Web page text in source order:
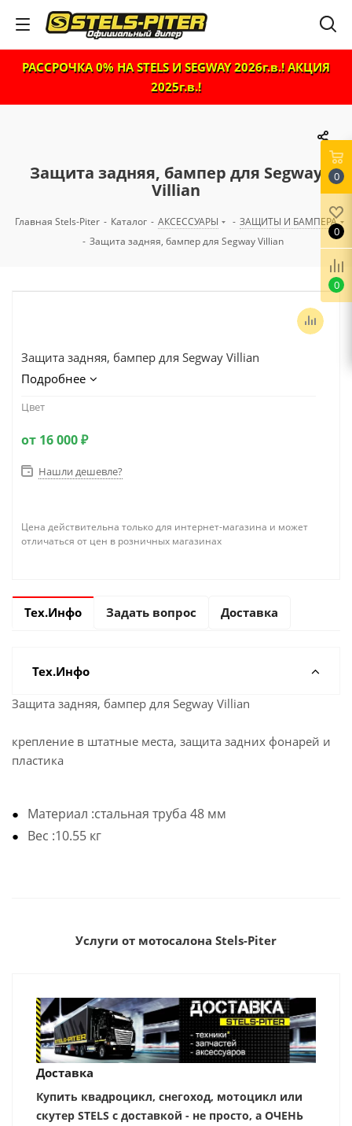
РАССРОЧКА 0% НА STELS И SEGWAY 2026г.в.! АКЦИЯ
2025г.в.!
Защита задняя, бампер для Segway
Villian
Главная Stels-Piter - Каталог - АКСЕССУАРЫ - ЗАЩИТЫ И БАМПЕРА
- Защита задняя, бампер для Segway Villian
Защита задняя, бампер для Segway Villian
Подробнее
Цвет
от 16 000 ₽
Нашли дешевле?
Цена действительна только для интернет-магазина и может
отличаться от цен в розничных магазинах
Тех.Инфо Задать вопрос Доставка
Тех.Инфо
Защита задняя, бампер для Segway Villian
крепление в штатные места, защита задних фонарей и
пластика
Материал :стальная труба 48 мм
Вес :10.55 кг
Услуги от мотосалона Stels-Piter
Доставка
Купить квадроцикл, снегоход, мотоцикл или
скутер STELS с доставкой - не просто, а ОЧЕНЬ
0
0
0